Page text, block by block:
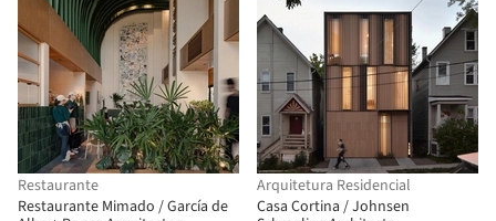
Restaurante
Restaurante Mimado / García de
Arquitetura Residencial
Casa Cortina / Johnsen